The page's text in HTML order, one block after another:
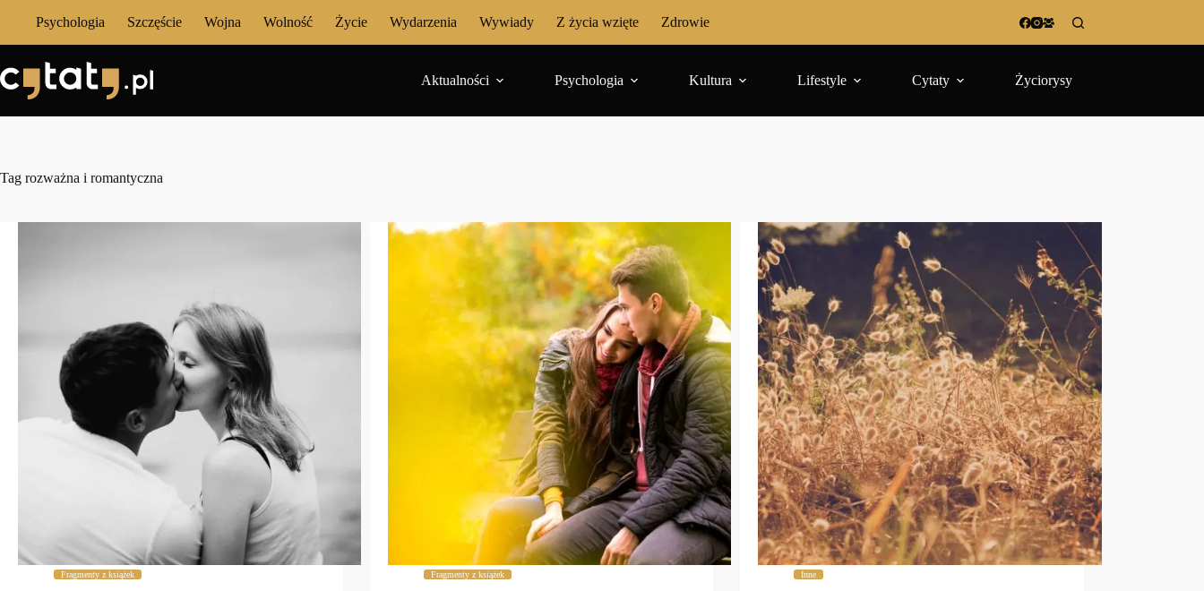
Psychologia Szczęście Wojna Wolność Życie Wydarzenia Wywiady Z życia wzięte Zdrowie
Aktualności Psychologia Kultura Lifestyle Cytaty Życiorysy
Tag rozważna i romantyczna
Fragmenty z książek Fragmenty z książek Inne